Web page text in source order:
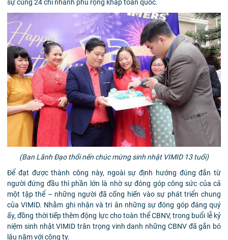
sự cùng 24 chi nhánh phủ rộng khắp toàn quốc.
(Ban Lãnh Đạo thổi nến chúc mừng sinh nhật VIMID 13 tuổi)
Để đạt được thành công này, ngoài sự định hướng đúng đắn từ
người đứng đầu thì phần lớn là nhờ sự đóng góp công sức của cả
một tập thể – những người đã cống hiến vào sự phát triển chung
của VIMID. Nhằm ghi nhận và tri ân những sự đóng góp đáng quý
ấy, đồng thời tiếp thêm động lực cho toàn thể CBNV, trong buổi lễ kỷ
niệm sinh nhật VIMID trân trọng vinh danh những CBNV đã gắn bó
lâu năm với công ty.